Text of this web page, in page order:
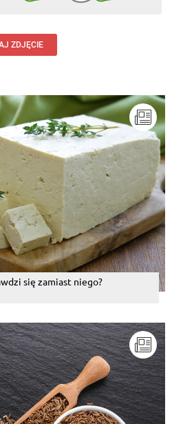
ZDJĘCIE
się zamiast niego?